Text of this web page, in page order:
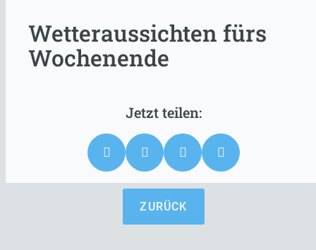
Wetteraussichten fürs
Wochenende
ZURÜCK